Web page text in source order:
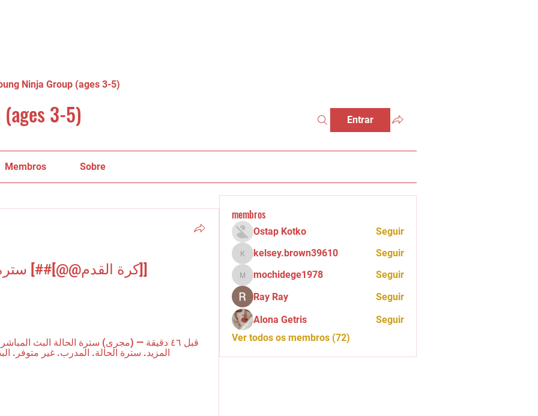
Ninja Group (ages 3-5)
3-5) Entrar
Membros Sobre
المزيد. سترة الحالة. المدرب. غير متوفر.
membros
Ostap Kotko Seguir
kelsey.brown39610
kelsey.brown39610 Seguir
mochidege1978
mochidege1978
Seguir
Ray Ray
Seguir
Alona Getris
Seguir
Ver todos os membros (72)